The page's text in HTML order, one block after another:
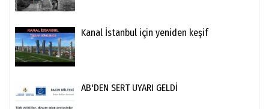
Kanal İstanbul için yeniden keşif
AB'DEN SERT UYARI GELDİ